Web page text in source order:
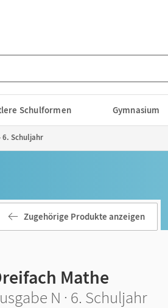
Schulformen Gymnasium
6. Schuljahr
Zugehörige Produkte anzeigen
Mathe
N · 6. Schuljahr